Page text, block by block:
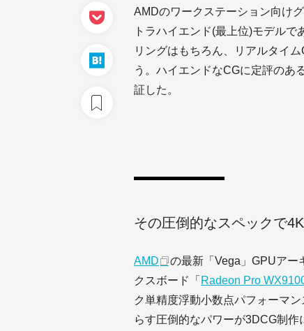
AMDのワークステーション向け
トラハイエンド(最上位)モデル
リングはもちろん、リアルタイ
う。ハイエンドなCGに定評のあ
証した。
その圧倒的なスペックで
AMD
の最新「Vega」GPUアー
クスボード「 Radeon Pro
ク単精度浮動小数点パフォーマ
らす圧倒的なパワーが3DCG制